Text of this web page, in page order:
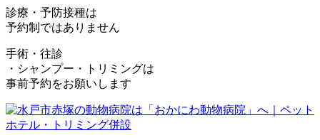
診療・予防接種は
予約制ではありません
手術・往診
・シャンプー・トリミングは
事前予約をお願いします